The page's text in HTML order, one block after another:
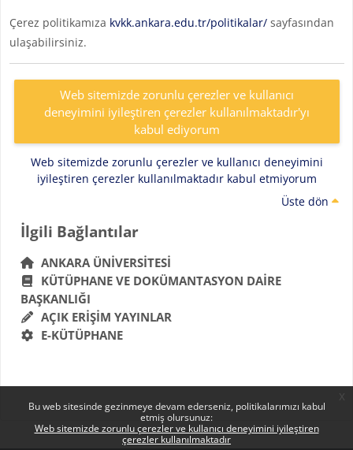
Bu web sitesinde gezinmeye devam ederseniz, politikalarımızı kabul
etmiş olursunuz:
Web sitemizde zorunlu çerezler ve kullanıcı deneyimini iyileştiren
çerezler kullanılmaktadır
Çerez politikamıza kvkk.ankara.edu.tr/politikalar/sayfasından
ulaşabilirsiniz.
Web sitemizde zorunlu çerezler ve kullanıcı
deneyimini iyileştiren çerezler kullanılmaktadır'yı
kabul ediyorum
Web sitemizde zorunlu çerezler ve kullanıcı deneyimini
iyileştiren çerezler kullanılmaktadır kabul etmiyorum
Üste dön
Bloklar
İlgili Bağlantılar 'yı atla
İlgili Bağlantılar
ANKARA ÜNIVERSITESI
KÜTÜPHANE VE DOKÜMANTASYON DAIRE
BAŞKANLIĞI
AÇIK ERIŞIM YAYINLAR
E-KÜTÜPHANE